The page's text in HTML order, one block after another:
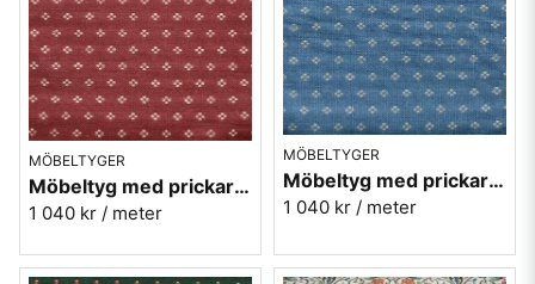
MÖBELTYGER
Möbeltyg med prickar - Meliss nr.32 röd
1 040 kr / meter
MÖBELTYGER
Möbeltyg med prickar - Meliss nr.51 blå
1 040 kr / meter